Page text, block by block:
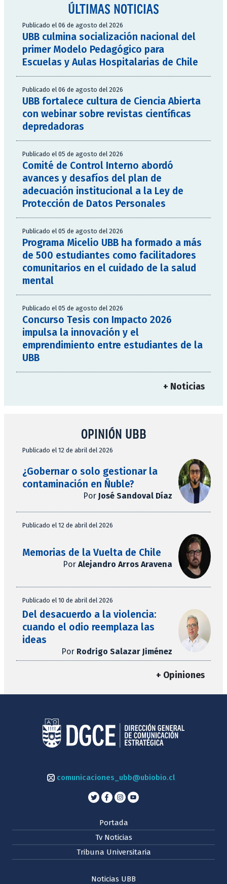
ÚLTIMAS NOTICIAS
Publicado el 06 de agosto del 2026
UBB culmina socialización nacional del
primer Modelo Pedagógico para
Escuelas y Aulas Hospitalarias de Chile
Publicado el 06 de agosto del 2026
UBB fortalece cultura de Ciencia Abierta
con webinar sobre revistas científicas
depredadoras
Publicado el 05 de agosto del 2026
Comité de Control Interno abordó
avances y desafíos del plan de
adecuación institucional a la Ley de
Protección de Datos Personales
Publicado el 05 de agosto del 2026
Programa Micelio UBB ha formado a más
de 500 estudiantes como facilitadores
comunitarios en el cuidado de la salud
mental
Publicado el 05 de agosto del 2026
Concurso Tesis con Impacto 2026
impulsa la innovación y el
emprendimiento entre estudiantes de la
UBB
+ Noticias
OPINIÓN UBB
Publicado el 12 de abril del 2026
¿Gobernar o solo gestionar la
contaminación en Ñuble?
Por José Sandoval Díaz
Publicado el 12 de abril del 2026
Memorias de la Vuelta de Chile
Por Alejandro Arros Aravena
Publicado el 10 de abril del 2026
Del desacuerdo a la violencia:
cuando el odio reemplaza las
ideas
Por Rodrigo Salazar Jiménez
+ Opiniones
comunicaciones_ubb@ubiobio.cl
Portada
Tv Noticias
Tribuna Universitaria
Noticias UBB